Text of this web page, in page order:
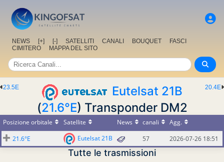
NEWS [+] [-] SATELLITI CANALI BOUQUET
FASCI
CIMITERO
MAPPA DEL SITO
20.4E
23.5E
Eutelsat 21B
(21.6°E) Transponder DM2
Posizione orbitale Satellite News canali
Agg.
21.6°E
Eutelsat 21B 57 2026-07-26 18:51
Tutte le trasmissioni